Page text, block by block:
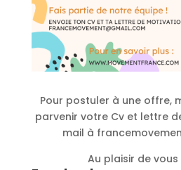
Pour postuler à une offre,
parvenir votre Cv et lettre
mail à
Au plaisir de